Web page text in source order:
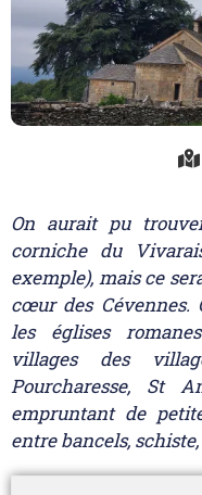
On aurait pu
corniche du
exemple), mais ce
cœur des Cévennes.
les églises
villages des
Pourcharesse, St
empruntant de
entre bancels,